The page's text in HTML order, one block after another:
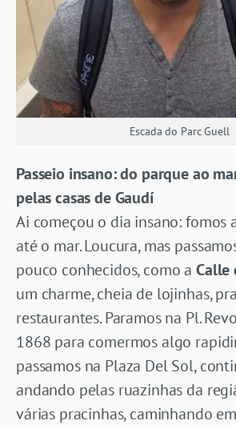
Escada do Parc Guell
Passeio insano: do parque ao
pelas casas de Gaudí
Ai começou o dia insano: fomos
até o mar. Loucura, mas
pouco conhecidos, como a Calle
um charme, cheia de lojinhas,
restaurantes. Paramos na Pl.
1868 para comermos algo
passamos na Plaza Del Sol,
andando pelas ruazinhas da
várias pracinhas, caminhando